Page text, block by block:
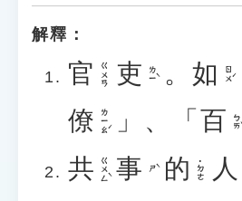
解釋：
官 ㄍㄨㄢ 吏 ㄌㄧˋ 。 如 ㄖㄨˊ
僚 ㄌㄧㄠˊ 」、「 百 ㄅㄞˇ
共 ㄍㄨㄥˋ 事 ㄕˋ 的 ˙ㄉㄜ 人